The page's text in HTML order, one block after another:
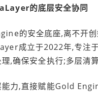
的底层安全协同
的安全底座,离不开
成立于2022年,专注
,确保安全执行;多层清
能力,直接赋能Gold